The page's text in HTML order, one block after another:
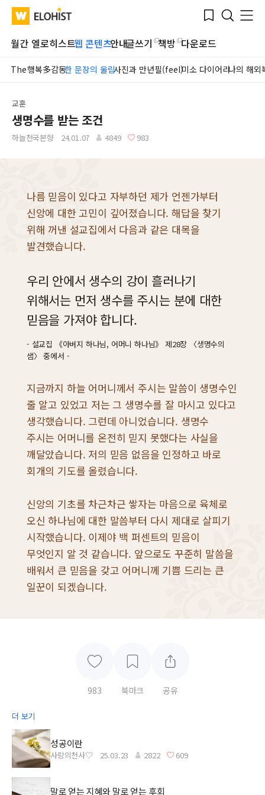
WATV Elohist-
Home
Bookmark
Search
Menu
월간 엘로히스트웹 콘텐츠안내글쓰기 책방 다운로드
The행복多감동한 문장의 울림사진과 만년필(feel)미소 다이어리나의 해외
Submit
교훈
생명수를 받는 조건
하늘천국본향 24.01.07 4849 983
나름 믿음이 있다고 자부하던 제가 언젠가부터
신앙에 대한 고민이 깊어졌습니다. 해답을 찾기
위해 꺼낸 설교집에서 다음과 같은 대목을
발견했습니다.
우리 안에서 생수의 강이 흘러나기
위해서는 먼저 생수를 주시는 분에 대한
믿음을 가져야 합니다.
설교집 《아버지 하나님, 어머니 하나님》 제28장 〈생명수의
샘〉 중에서
지금까지 하늘 어머니께서 주시는 말씀이 생명수인
줄 알고 있었고 저는 그 생명수를 잘 마시고 있다고
생각했습니다. 그런데 아니었습니다. 생명수
주시는 어머니를 온전히 믿지 못했다는 사실을
깨달았습니다. 저의 믿음 없음을 인정하고 바로
회개의 기도를 올렸습니다.
신앙의 기초를 차근차근 쌓자는 마음으로 육체로
오신 하나님에 대한 말씀부터 다시 제대로 살피기
시작했습니다. 이제야 백 퍼센트의 믿음이
무엇인지 알 것 같습니다. 앞으로도 꾸준히 말씀을
배워서 큰 믿음을 갖고 어머니께 기쁨 드리는 큰
일꾼이 되겠습니다.
983 북마크 공유
더 보기
성공이란
사랑의천사♡ 25.03.23 2822 609
말로 얻는 지혜와 말로 얻는 후회